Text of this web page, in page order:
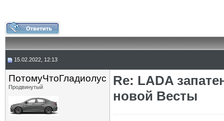
15.02.2022, 12:13
ПотомуЧтоГладиолус
Продвинутый
Re: LADA
новой Весты